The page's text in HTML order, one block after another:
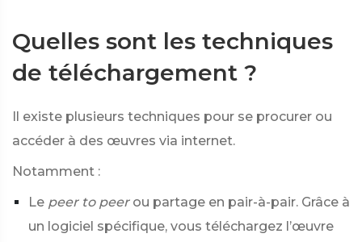
Quelles sont les techniques
de téléchargement ?
Il existe plusieurs techniques pour se procurer ou
accéder à des œuvres via internet.
Notamment :
Le peer to peer ou partage en pair-à-pair. Grâce à
un logiciel spécifique, vous téléchargez l’œuvre